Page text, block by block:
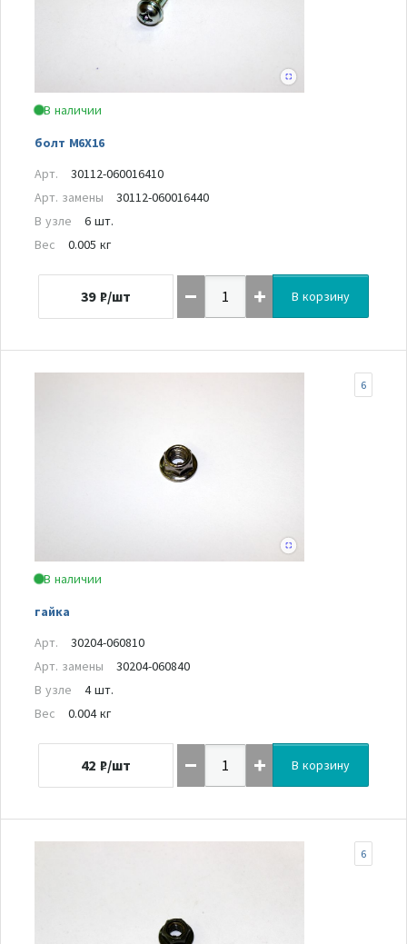
В наличии
болт M6X16
Арт.
30112-060016410
Арт. замены
30112-060016440
В узле
6 шт.
Вес
0.005 кг
39 ₽/шт В корзину
В наличии
гайка
6
Арт.
30204-060810
Арт. замены
30204-060840
В узле
4 шт.
Вес
0.004 кг
42 ₽/шт В корзину
6